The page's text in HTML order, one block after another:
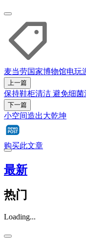
麦当劳国家博物馆电玩
上一篇
保持鞋柜清洁 避免细菌
下一篇
小空间造出大乾坤
购买此文章
最新
热门
Loading...